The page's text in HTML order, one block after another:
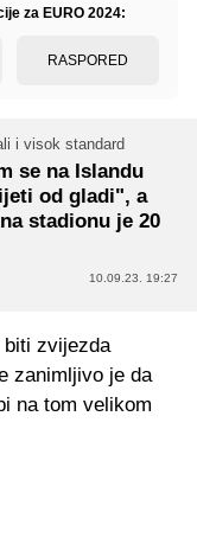
za EURO 2024:
RASPORED
i visok standard
se na Islandu
od gladi", a
stadionu je 20
10.09.23. 19:27
zvijezda
zanimljivo je da
na tom velikom